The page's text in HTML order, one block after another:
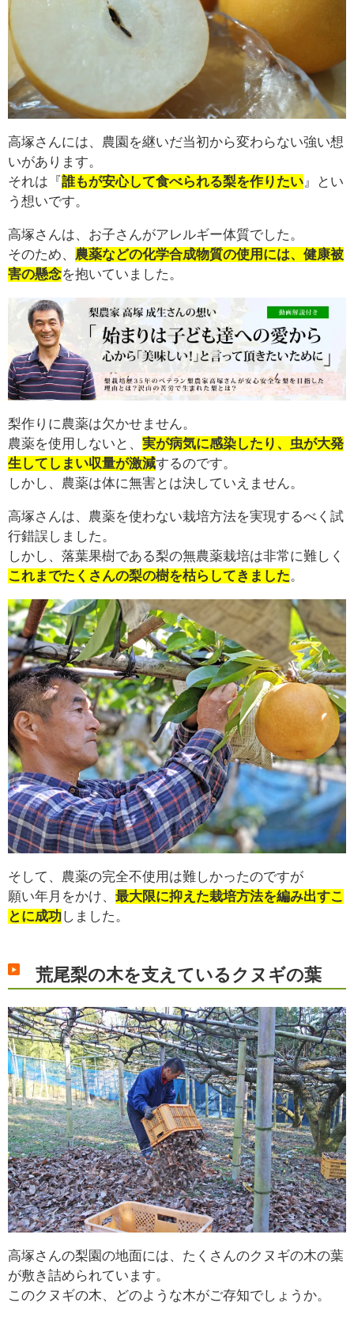
高塚さんには、農園を継いだ当初から変わらない強い想
いがあります。
それは『誰もが安心して食べられる梨を作りたい』とい
う想いです。
高塚さんは、お子さんがアレルギー体質でした。
そのため、 農薬などの化学合成物質の使用には、健康被
害の懸念を抱いていました。
梨作りに農薬は欠かせません。
農薬を使用しないと、 実が病気に感染したり、虫が大発
生してしまい収量が激減するのです。
しかし、農薬は体に無害とは決していえません。
高塚さんは、農薬を使わない栽培方法を実現するべく試
行錯誤しました。
しかし、落葉果樹である梨の無農薬栽培は非常に難しく
これまでたくさんの梨の樹を枯らしてきました。
そして、農薬の完全不使用は難しかったのですが
願い年月をかけ、 最大限に抑えた栽培方法を編み出すこ
とに成功しました。
荒尾梨の木を支えているクヌギの葉
高塚さんの梨園の地面には、たくさんのクヌギの木の葉
が敷き詰められています。
このクヌギの木、どのような木がご存知でしょうか。